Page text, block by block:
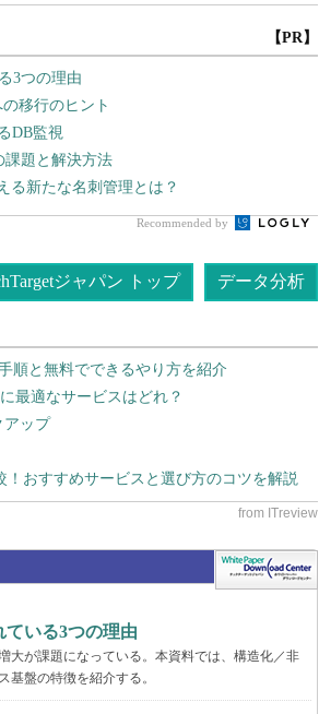
【PR】
3つの理由
移行のヒント
DB監視
題と解決方法
る新たな名刺管理とは？
Recommended by
ジャパン トップ データ分析
順と無料でできるやり方を紹介
最適なサービスはどれ？
アップ
！おすすめサービスと選び方のコツを解説
いる3つの理由
大が課題になっている。本資料では、構造化／非
盤の特徴を紹介する。